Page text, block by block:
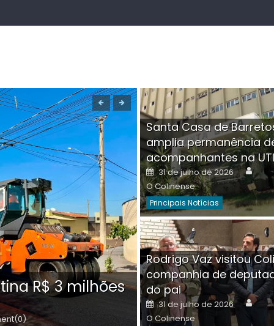
R$ 3 milhões
Boutique na Av.
invadida por
Posted
on
30 de julho de 2026 O
Destaques Da Semana
Santa Casa de
amplia permanência
acompanhantes na UTI
Posted
on
31 de julho de 2026
O Colinense
Principais Notícias
Rodrigo Vaz visitou
companhia de
do pai
Posted
on
31 de julho de 2026
O Colinense